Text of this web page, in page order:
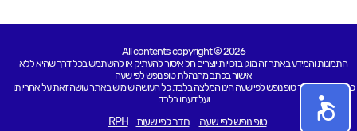
All contents copyright © 2026
התמונות והמידע באתר זה מוגן בזכויות יוצרים חל איסור להעתיק או להשתמש בכל דרך שהיא ללא
אישור בכתב מהנהלת טופ נופש לפי שעה
כל האמור באתר טופ נופש לפי שעה הינו המלצה בלבד. כל העושה שימוש באתר עושה זאת על אחריותו
ועל דעתו בלבד.
טופ נופש לפי שעה חדר לפי שעות RPH